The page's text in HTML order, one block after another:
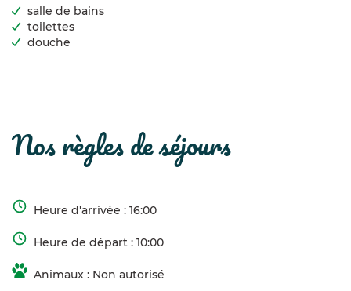
salle de bains
toilettes
douche
nos règles de séjours
Heure d'arrivée : 16:00
Heure de départ : 10:00
Animaux : Non autorisé